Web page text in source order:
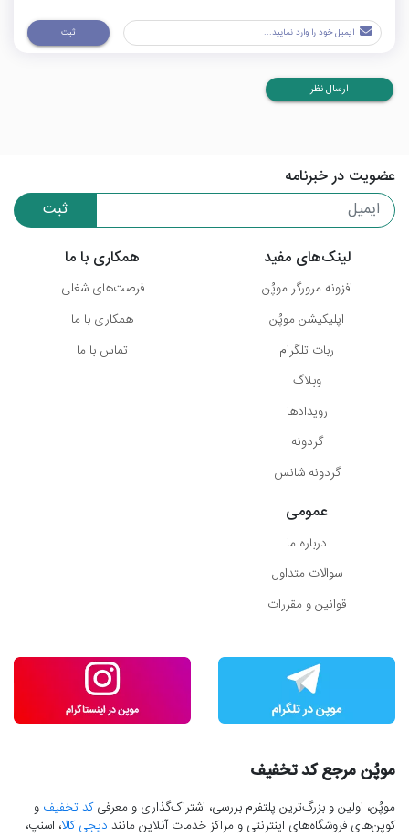
ثبت
ارسال نظر
عضویت در خبرنامه
ثبت
لینک‌های مفید
افزونه مرورگر موپُن
اپلیکیشن موپُن
ربات تلگرام
وبلاگ
رویدادها
گردونه
گردونه شانس
همکاری با ما
فرصت‌های شغلی
همکاری با ما
تماس با ما
عمومی
درباره ما
سوالات متداول
قوانین و مقررات
موپُن مرجع کد تخفیف
موپُن، اولین و بزرگ‌ترین پلتفرم بررسی، اشتراک‌گذاری و معرفیکد تخفیف و
کوپن‌های فروشگاه‌های اینترنتی و مراکز خدمات آنلاین مانند دیجی کالا، اسنپ،